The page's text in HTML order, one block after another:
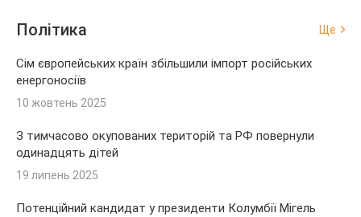
Політика Ще
Сім європейських країн збільшили імпорт російських
енергоносіїв
10 жовтень 2025
З тимчасово окупованих територій та РФ повернули
одинадцять дітей
19 липень 2025
Потенційний кандидат у президенти Колумбії Мігель